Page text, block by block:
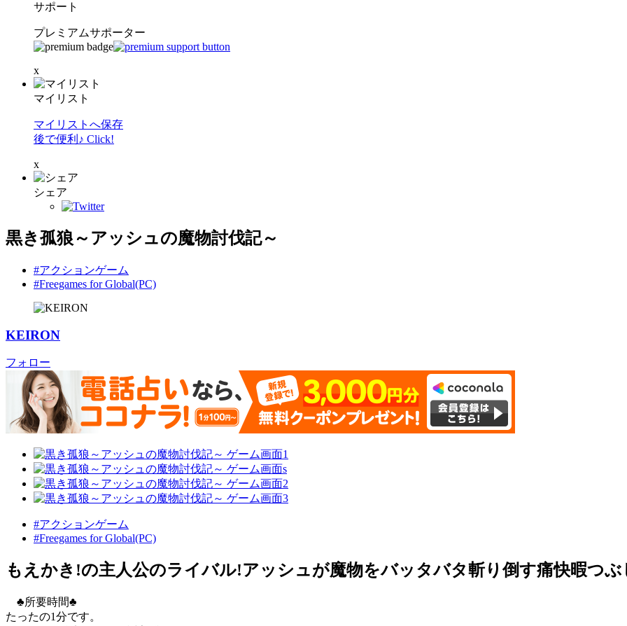
サポート
プレミアムサポーター
x
マイリスト
マイリストへ保存
後で便利♪ Click!
x
シェア
黒き孤狼～アッシュの魔物討伐記～
#アクションゲーム
#Freegames for Global(PC)
KEIRON
フォロー
#アクションゲーム
#Freegames for Global(PC)
もえかき!の主人公のライバル!アッシュが魔物をバッタバタ斬り倒す痛快暇つ
♣所要時間♣
たったの1分です。